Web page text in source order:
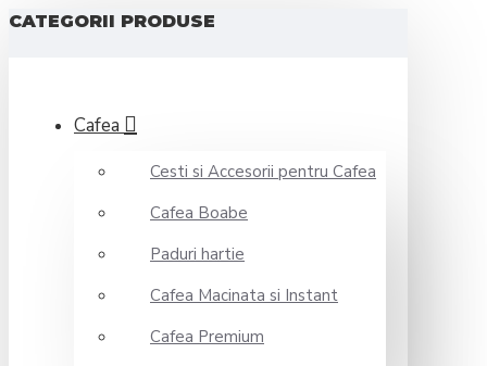
CATEGORII PRODUSE
Cafea
Cesti si Accesorii pentru Cafea
Cafea Boabe
Paduri hartie
Cafea Macinata si Instant
Cafea Premium